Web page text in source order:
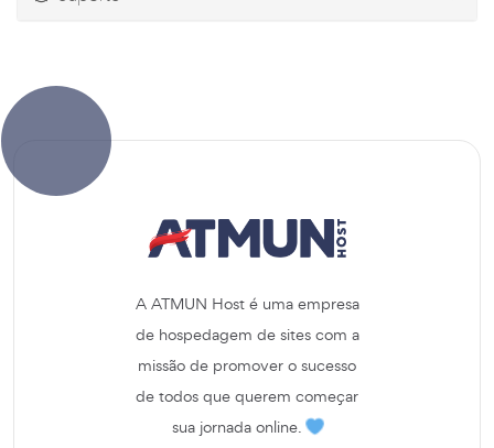
A ATMUN Host é uma empresa
de hospedagem de sites com a
missão de promover o sucesso
de todos que querem começar
sua jornada online.